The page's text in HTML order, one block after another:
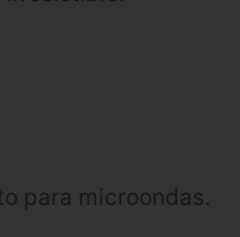
para microondas.